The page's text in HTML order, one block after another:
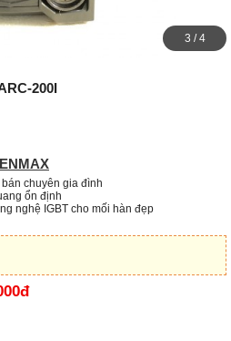
3 /4
200I
chuyên gia đình
ổn định
nghệ IGBT cho mối hàn đẹp